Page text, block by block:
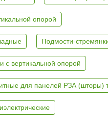
опорой
Подмости-
с вертикальной опорой
для панелей РЗА (шторы)